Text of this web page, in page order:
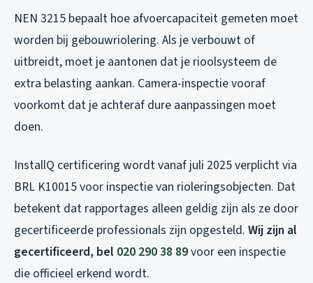
NEN 3215 bepaalt hoe afvoercapaciteit gemeten moet
worden bij gebouwriolering. Als je verbouwt of
uitbreidt, moet je aantonen dat je rioolsysteem de
extra belasting aankan. Camera-inspectie vooraf
voorkomt dat je achteraf dure aanpassingen moet
doen.
InstallQ certificering wordt vanaf juli 2025 verplicht via
BRL K10015 voor inspectie van rioleringsobjecten. Dat
betekent dat rapportages alleen geldig zijn als ze door
gecertificeerde professionals zijn opgesteld. Wij zijn al
gecertificeerd, bel 020 290 38 89voor een inspectie
die officieel erkend wordt.